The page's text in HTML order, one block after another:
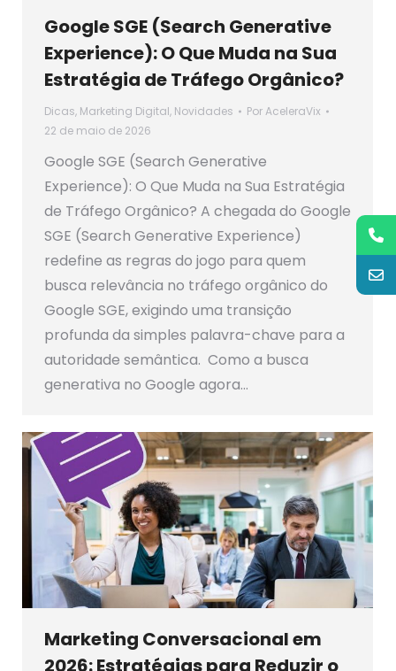
Google SGE (Search Generative
Experience): O Que Muda na Sua
Estratégia de Tráfego Orgânico?
Dicas, Marketing Digital, Novidades PorAceleraVix
22 de maio de 2026
Google SGE (Search Generative
Experience): O Que Muda na Sua Estratégia
de Tráfego Orgânico? A chegada do Google
SGE (Search Generative Experience)
redefine as regras do jogo para quem
busca relevância no tráfego orgânico do
Google SGE, exigindo uma transição
profunda da simples palavra-chave para a
autoridade semântica. Como a busca
generativa no Google agora…
Marketing Conversacional em
2026: Estratégias para Reduzir o